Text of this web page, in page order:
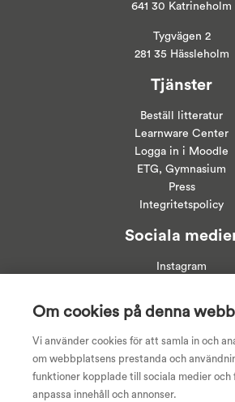
641 30 Katrineholm
Tygvägen 2
281 35 Hässleholm
Tjänster
Beställ litteratur
Learnware Center
Logga in i Moodle
ETG, Gymnasium
Press
Integritetspolicy
Sociala
Instagram
Youtube
Om cookies på denna
Vi använder cookies för att samla in och
om webbplatsens prestanda och
funktioner kopplade till sociala medier
anpassa innehåll och annonser.